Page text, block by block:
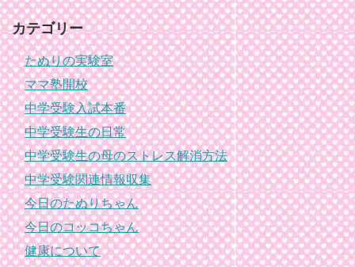
カテゴリー
たぬりの実験室
ママ塾開校
中学受験入試本番
中学受験生の日常
中学受験生の母のストレス解消方法
中学受験関連情報収集
今日のたぬりちゃん
今日のコッコちゃん
健康について